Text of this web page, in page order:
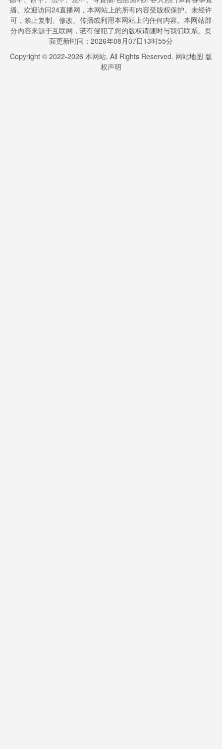
播。欢迎访问24直播网，本网站上的所有内容受版权保护。未经许
可，禁止复制、修改、传播或利用本网站上的任何内容。本网站部
分内容来源于互联网，若有侵犯了您的版权请随时与我们联系。页
面更新时间：2026年08月07日13时55分
Copyright © 2022-2026 本网站. All Rights Reserved. 网站地图 版
权声明